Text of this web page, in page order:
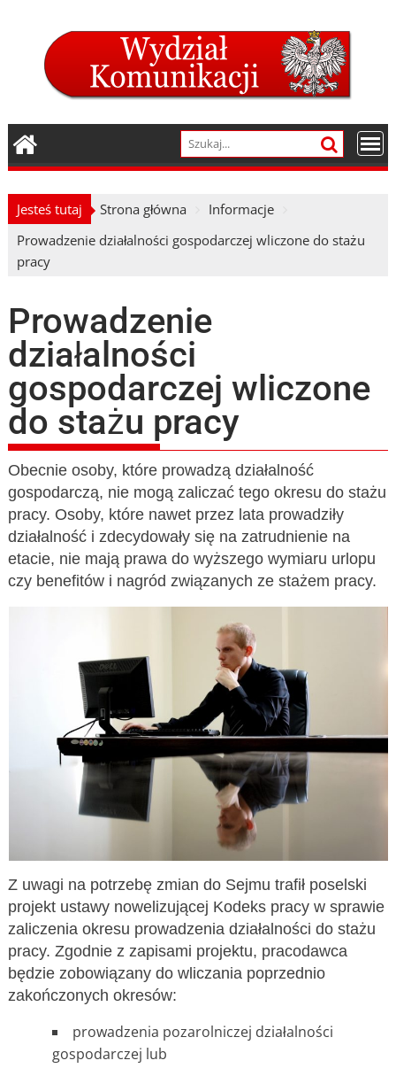
Jesteś tutaj Strona główna
Informacje
Prowadzenie działalności gospodarczej wliczone do stażu
pracy
Prowadzenie
działalności
gospodarczej wliczone
do stażu pracy
Obecnie osoby, które prowadzą działalność
gospodarczą, nie mogą zaliczać tego okresu do stażu
pracy. Osoby, które nawet przez lata prowadziły
działalność i zdecydowały się na zatrudnienie na
etacie, nie mają prawa do wyższego wymiaru urlopu
czy benefitów i nagród związanych ze stażem pracy.
Z uwagi na potrzebę zmian do Sejmu trafił poselski
projekt ustawy nowelizującej Kodeks pracy w sprawie
zaliczenia okresu prowadzenia działalności do stażu
pracy. Zgodnie z zapisami projektu, pracodawca
będzie zobowiązany do wliczania poprzednio
zakończonych okresów:
prowadzenia pozarolniczej działalności
gospodarczej lub